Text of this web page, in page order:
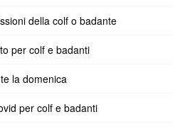
della colf o badante
per colf e badanti
la domenica
per colf e badanti